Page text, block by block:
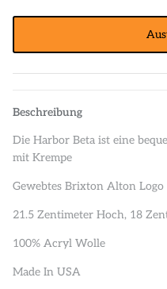
Beschreibung
Die Harbor Beta ist eine
mit Krempe
Gewebtes Brixton Alton Logo
21.5 Zentimeter Hoch, 18
100% Acryl Wolle
Made In USA